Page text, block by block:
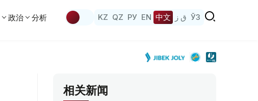
政治 分析 KZ QZ РУ EN 中文 ق ز ЎЗ
相关新闻